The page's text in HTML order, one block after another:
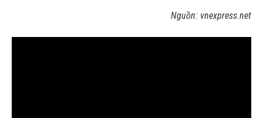
Nguồn: vnexpress.net